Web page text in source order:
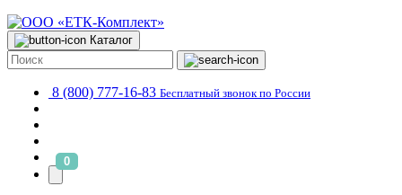
Каталог
8 (800) 777-16-83 Бесплатный звонок по России
0